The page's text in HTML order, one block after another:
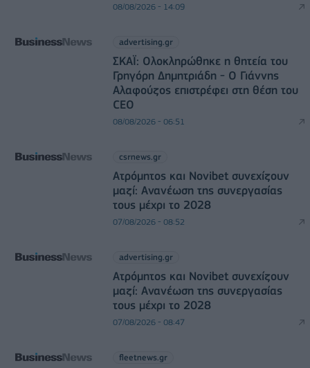
08/08/2026 - 14:09
advertising.gr
ΣΚΑΪ: Ολοκληρώθηκε η θητεία του
Γρηγόρη Δημητριάδη - Ο Γιάννης
Αλαφούζος επιστρέφει στη θέση του
CEO
08/08/2026 - 06:51
csrnews.gr
Ατρόμητος και Novibet συνεχίζουν
μαζί: Ανανέωση της συνεργασίας
τους μέχρι το 2028
07/08/2026 - 08:52
advertising.gr
Ατρόμητος και Novibet συνεχίζουν
μαζί: Ανανέωση της συνεργασίας
τους μέχρι το 2028
07/08/2026 - 08:47
fleetnews.gr